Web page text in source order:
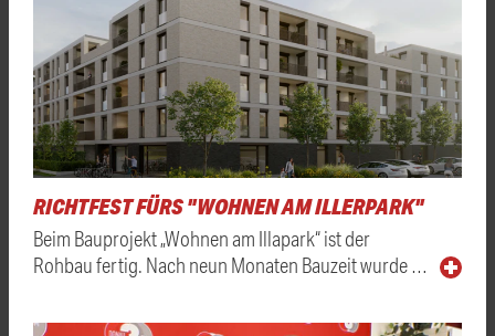
RICHTFEST FÜRS "WOHNEN AM ILLERPARK"
Beim Bauprojekt „Wohnen am Illapark“ ist der
Rohbau fertig. Nach neun Monaten Bauzeit wurde …